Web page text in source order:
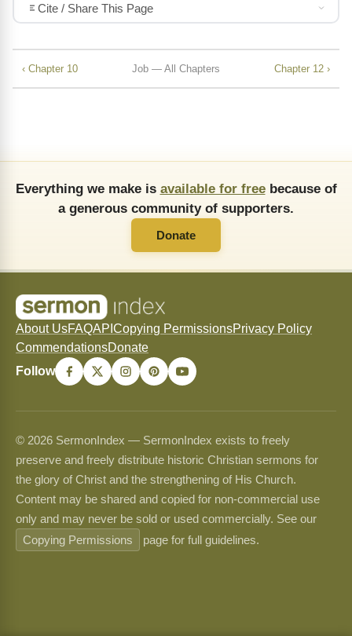
Cite / Share This Page
‹ Chapter 10 Job — All Chapters Chapter 12 ›
Everything we make is available for freebecause of
a generous community of supporters.
Donate
About UsFAQAPI Copying PermissionsPrivacy Policy
CommendationsDonate
Follow
© 2026 SermonIndex — SermonIndex exists to freely
preserve and freely distribute historic Christian sermons for
the glory of Christ and the strengthening of His Church.
Content may be shared and copied for non-commercial use
only and may never be sold or used commercially. See our
Copying Permissions
page for full guidelines.